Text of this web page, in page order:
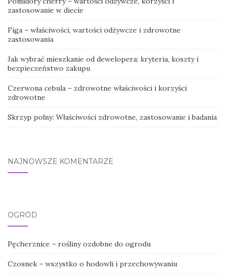
zastosowanie w diecie
Figa – właściwości, wartości odżywcze i zdrowotne
zastosowania
Jak wybrać mieszkanie od dewelopera: kryteria, koszty i
bezpieczeństwo zakupu
Czerwona cebula – zdrowotne właściwości i korzyści
zdrowotne
Skrzyp polny: Właściwości zdrowotne, zastosowanie i badania
NAJNOWSZE KOMENTARZE
OGRÓD
Pęcherznice – rośliny ozdobne do ogrodu
Czosnek – wszystko o hodowli i przechowywaniu